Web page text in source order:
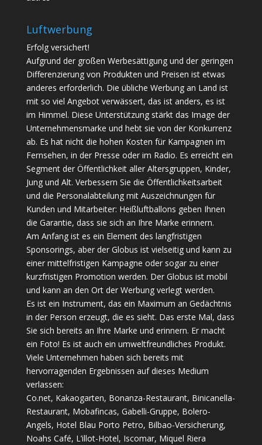
Luftwerbung
Erfolg versichert!
Aufgrund der großen Werbesättigung und der geringen
Differenzierung von Produkten und Preisen ist etwas
anderes erforderlich. Die übliche Werbung an Land ist
mit so viel Angebot verwässert, das ist anders, es ist
im Himmel. Diese Unterstützung stärkt das Image der
Unternehmensmarke und hebt sie von der Konkurrenz
ab. Es hat nicht die hohen Kosten für Kampagnen im
Fernsehen, in der Presse oder im Radio. Es erreicht ein
Segment der Öffentlichkeit aller Altersgruppen, Kinder,
Jung und Alt. Verbessern Sie die Öffentlichkeitsarbeit
und die Personalabteilung mit Auszeichnungen für
Kunden und Mitarbeiter: Heißluftballons geben Ihnen
die Garantie, dass sie sich an Ihre Marke erinnern.
Am Anfang ist es ein Element des langfristigen
Sponsorings, aber der Globus ist vielseitig und kann zu
einer mittelfristigen Kampagne oder sogar zu einer
kurzfristigen Promotion werden. Der Globus ist mobil
und kann an den Ort der Werbung verlegt werden.
Es ist ein Instrument, das ein Maximum an Gedächtnis
in der Person erzeugt, die es sieht. Das erste Mal, dass
Sie sich bereits an Ihre Marke und erinnern. Er macht
ein Foto! Es ist auch ein umweltfreundliches Produkt.
Viele Unternehmen haben sich bereits mit
hervorragenden Ergebnissen auf dieses Medium
verlassen:
Co.net, Kakaogarten, Bonanza-Restaurant, Binicanella-
Restaurant, Mobafincas, Gabelli-Gruppe, Bolero-
Angels, Hotel Blau Porto Petro, Bilbao-Versicherung,
Noahs Café, L’illot-Hotel, Iscomar, Miquel Riera